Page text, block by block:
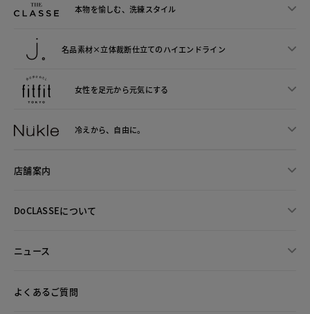
本物を愉しむ、洗練スタイル
名品素材×立体裁断仕立てのハイエンドライン
女性を足元から元気にする
冷えから、 自由に。
店舗案内
DoCLASSEについて
ニュース
よくあるご質問